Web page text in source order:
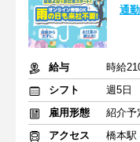
通
給与
時給
シフト
週5日
雇用形態
紹介予
アクセス
橋本駅